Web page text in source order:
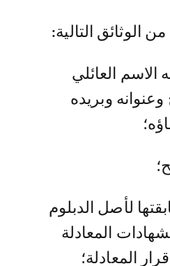
الوثائق التالية:
العائلي
وبريده
لأصل الدبلوم
المعادلة
المعادلة؛